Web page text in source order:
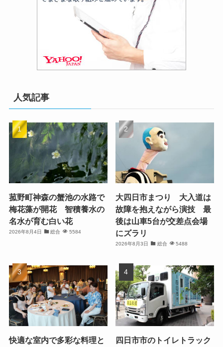
人気記事
菰野町神森の蟹池の水路で
梅花藻が開花 智積養水の
名水が育む白い花
2026年8月4日 総合 5584
大四日市まつり 大入道は
故障を抱えながら演技 最
後は山車5台が交差点会場
にズラリ
2026年8月3日 総合 5488
快適な室内で多彩な料理と
四日市市のトイレトラック